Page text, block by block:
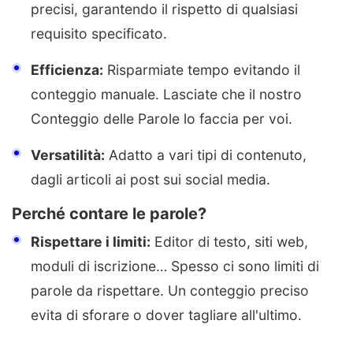
precisi, garantendo il rispetto di qualsiasi
requisito specificato.
Efficienza: Risparmiate tempo evitando il
conteggio manuale. Lasciate che il nostro
Conteggio delle Parole lo faccia per voi.
Versatilità: Adatto a vari tipi di contenuto,
dagli articoli ai post sui social media.
Perché contare le parole?
Rispettare i limiti: Editor di testo, siti web,
moduli di iscrizione… Spesso ci sono limiti di
parole da rispettare. Un conteggio preciso
evita di sforare o dover tagliare all'ultimo.